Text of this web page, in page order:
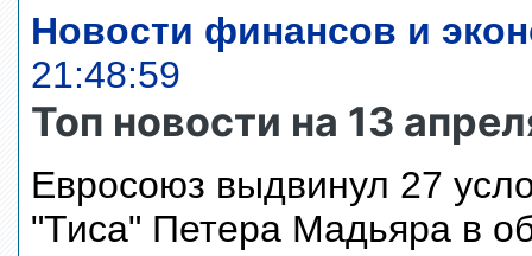
Новости финансов и
21:48:59
Топ новости на 13
Евросоюз выдвинул 27
"Тиса" Петера Мадьяра в